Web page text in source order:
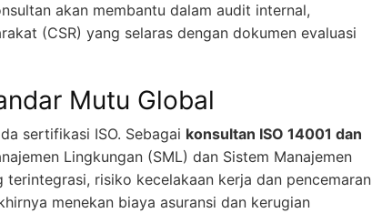
akan membantu dalam audit internal,
(CSR) yang selaras dengan dokumen evaluasi
Mutu Global
sertifikasi ISO. Sebagai konsultan ISO 14001 dan
Lingkungan (SML) dan Sistem Manajemen
terintegrasi, risiko kecelakaan kerja dan pencemaran
menekan biaya asuransi dan kerugian